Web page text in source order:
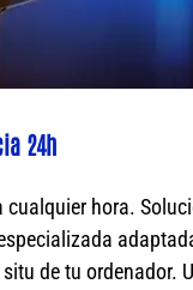
24h
hora.
de tu ordenador.